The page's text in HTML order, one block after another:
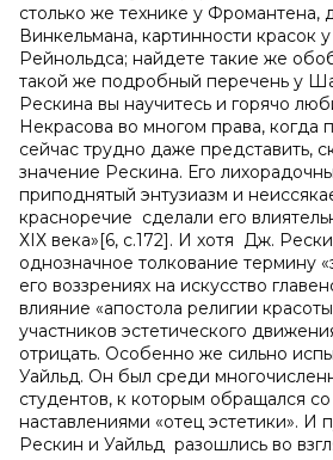
столько же технике у Фромантена,
Винкельмана, картинности красок у
Рейнольдса; найдете такие же
такой же подробный перечень у
Рескина вы научитесь и горячо
Некрасова во многом права, когда
сейчас трудно даже представить,
значение Рескина. Его
приподнятый энтузиазм и
красноречие сделали его
ХIХ века»[6, c.172]. И хотя Дж.
однозначное толкование термину
его воззрениях на искусство
влияние «апостола религии
участников эстетического
отрицать. Особенно же сильно
Уайльд. Он был среди
студентов, к которым обращался
наставлениями «отец эстетики». И
Рескин и Уайльд разошлись во